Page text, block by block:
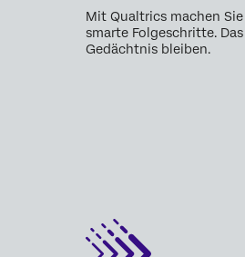
Mit Qualtrics machen
smarte Folgeschritte.
Gedächtnis bleiben.